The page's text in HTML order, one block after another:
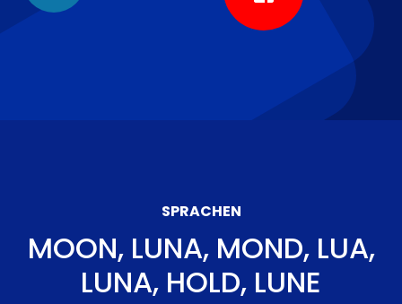
SPRACHEN
MOON, LUNA, MOND, LUA,
LUNA, HOLD, LUNE